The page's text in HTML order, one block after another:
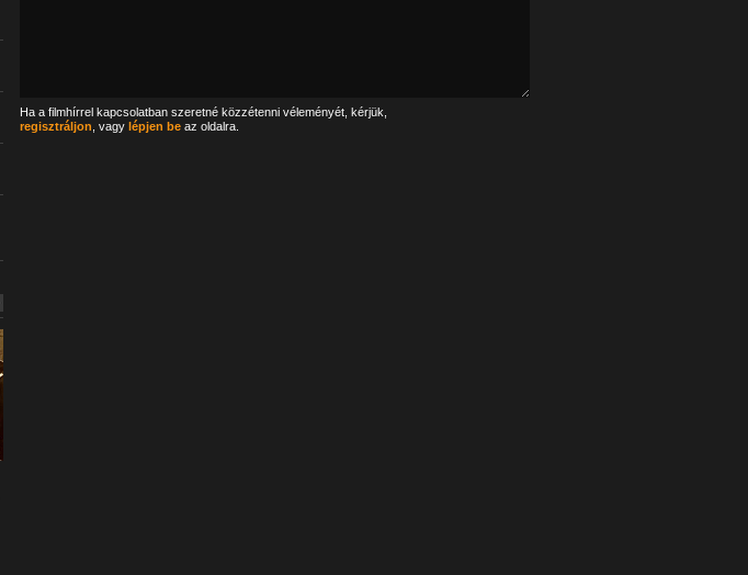
Ha a filmhírrel kapcsolatban szeretné közzétenni véleményét, kérjük,
regisztráljon , vagy lépjen beaz oldalra.